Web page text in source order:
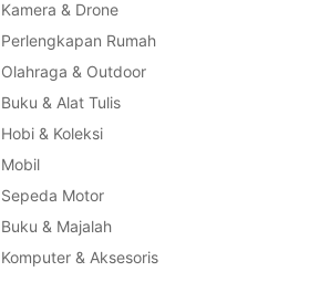
Kamera & Drone
Perlengkapan Rumah
Olahraga & Outdoor
Buku & Alat Tulis
Hobi & Koleksi
Mobil
Sepeda Motor
Buku & Majalah
Komputer & Aksesoris